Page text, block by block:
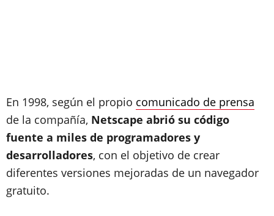
En 1998, según el propio comunicado de prensa
de la compañía, Netscape abrió su código
fuente a miles de programadores y
desarrolladores, con el objetivo de crear
diferentes versiones mejoradas de un navegador
gratuito.